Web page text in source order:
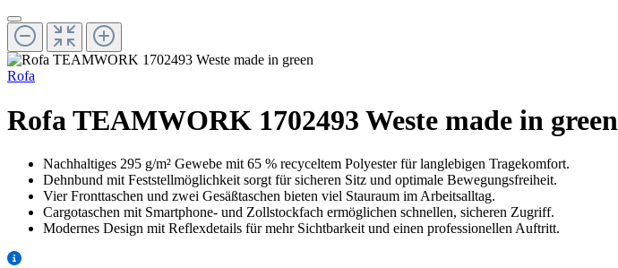
Rofa
Rofa TEAMWORK 1702493 Weste made in green
Nachhaltiges 295 g/m² Gewebe mit 65 % recyceltem Polyester für langlebigen Tragekomfort.
Dehnbund mit Feststellmöglichkeit sorgt für sicheren Sitz und optimale Bewegungsfreiheit.
Vier Fronttaschen und zwei Gesäßtaschen bieten viel Stauraum im Arbeitsalltag.
Cargotaschen mit Smartphone- und Zollstockfach ermöglichen schnellen, sicheren Zugriff.
Modernes Design mit Reflexdetails für mehr Sichtbarkeit und einen professionellen Auftritt.